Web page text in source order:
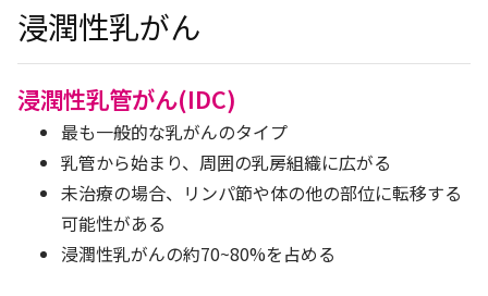
浸潤性乳がん
浸潤性乳管がん(IDC)
最も一般的な乳がんのタイプ
乳管から始まり、周囲の乳房組織に広がる
未治療の場合、リンパ節や体の他の部位に転移する
可能性がある
浸潤性乳がんの約70~80%を占める